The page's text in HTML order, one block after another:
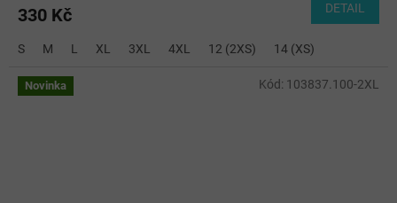
330 Kč DETAIL
S M L XL 3XL 4XL 12 (2XS) 14 (XS)
Novinka Kód: 103837.100-2XL